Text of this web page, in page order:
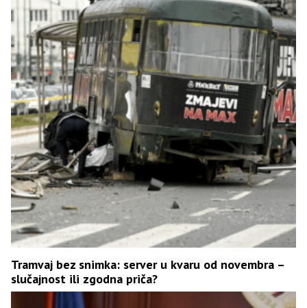
Tramvaj bez snimka: server u kvaru od novembra –
slučajnost ili zgodna priča?